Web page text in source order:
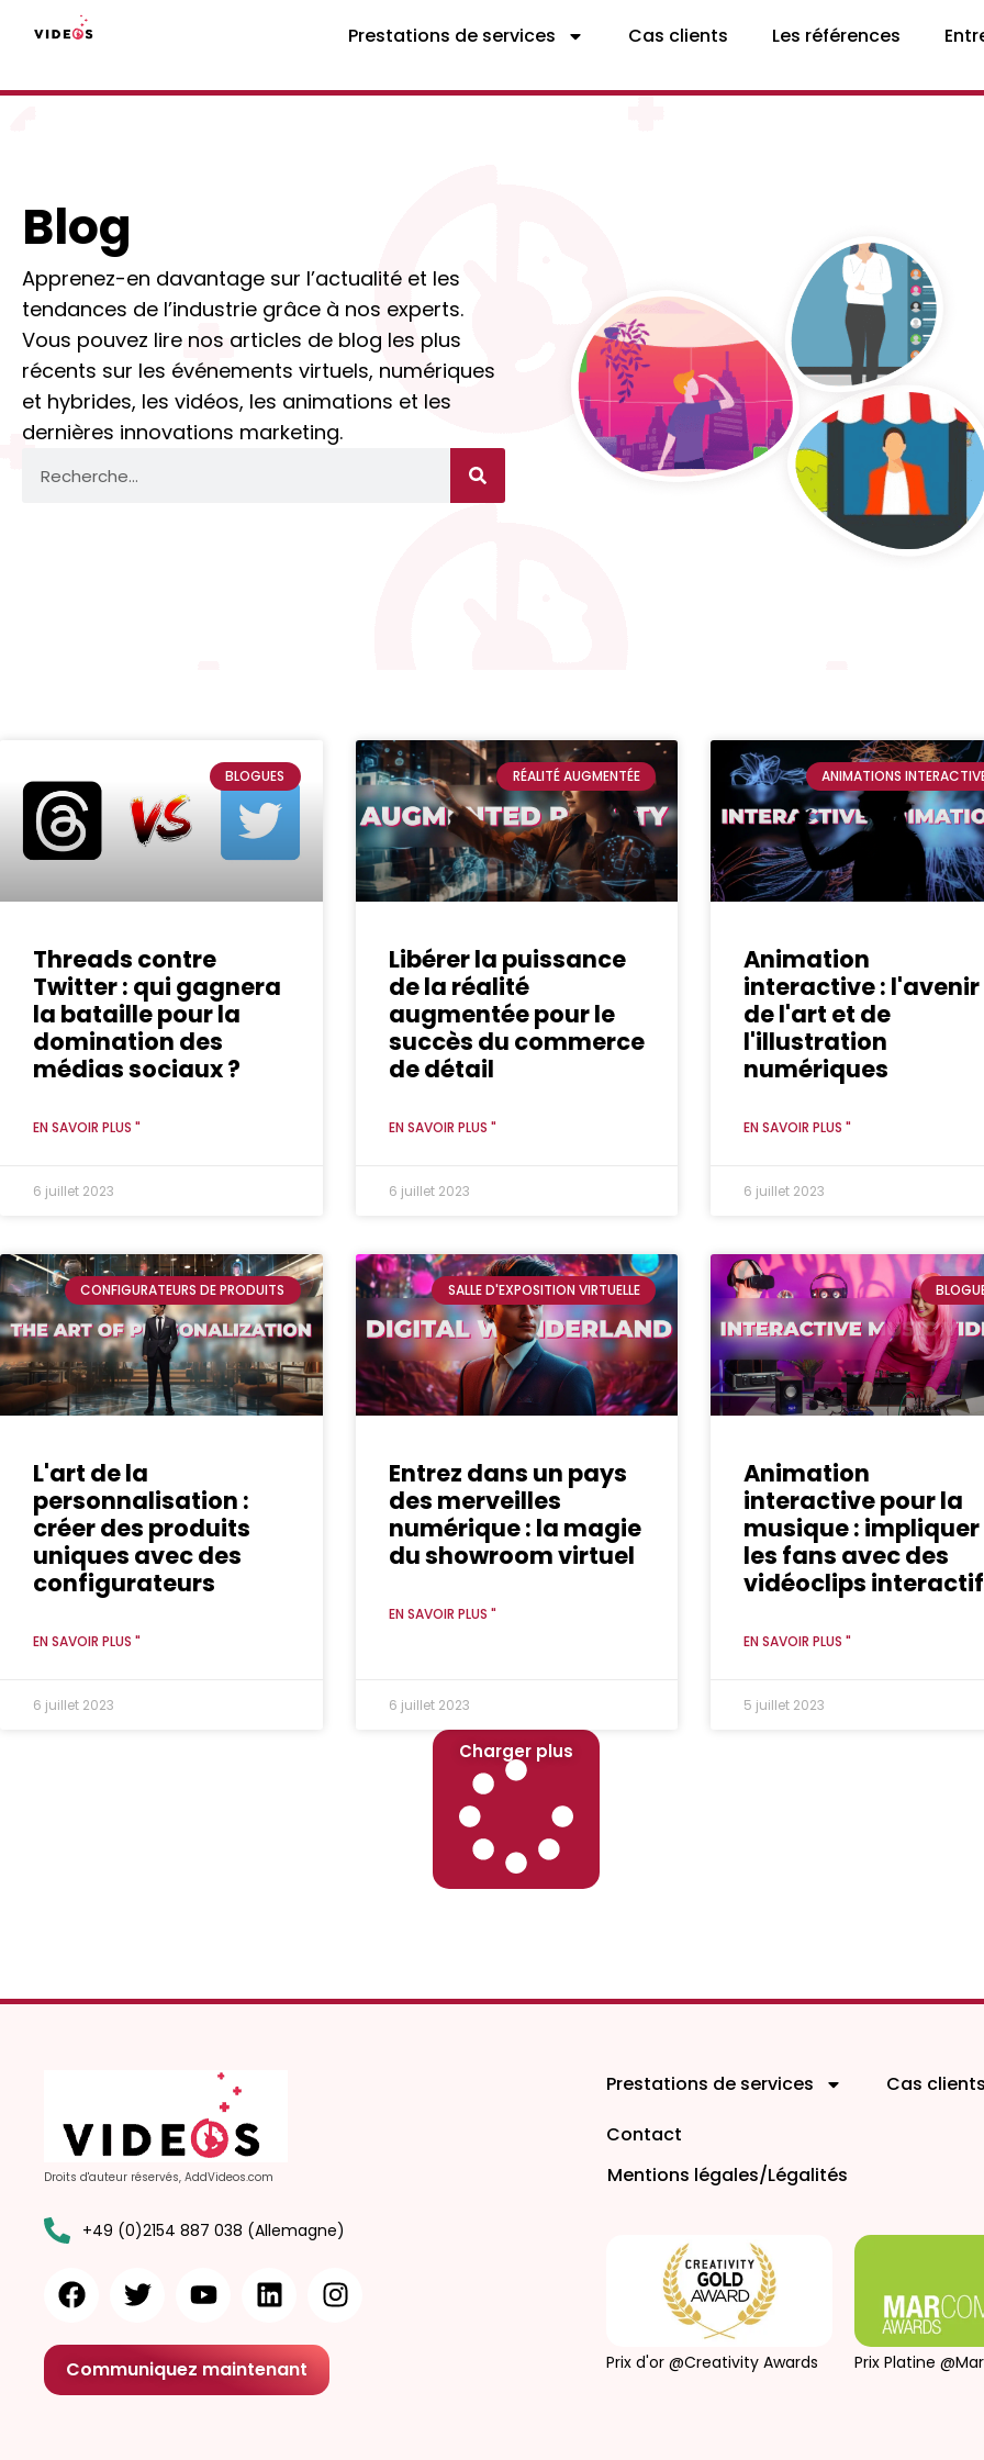
Prestations de services Cas clients Les références
Blog
Apprenez-en davantage sur l’actualité et les
tendances de l’industrie grâce à nos experts.
Vous pouvez lire nos articles de blog les plus
récents sur les événements virtuels, numériques
et hybrides, les vidéos, les animations et les
dernières innovations marketing.
BLOGUES
Threads contre
Twitter : qui gagnera
la bataille pour la
domination des
médias sociaux ?
EN SAVOIR PLUS "
6 juillet 2023
RÉALITÉ AUGMENTÉE
Libérer la puissance
de la réalité
augmentée pour le
succès du commerce
de détail
EN SAVOIR PLUS "
6 juillet 2023
ANIMATIONS
Animation
interactive : l'avenir
de l'art et de
l'illustration
numériques
EN SAVOIR PLUS "
6 juillet 2023
CONFIGURATEURS DE PRODUITS
L'art de la
personnalisation :
créer des produits
uniques avec des
configurateurs
EN SAVOIR PLUS "
6 juillet 2023
SALLE D'EXPOSITION VIRTUELLE
Entrez dans un pays
des merveilles
numérique : la magie
du showroom virtuel
EN SAVOIR PLUS "
6 juillet 2023
Animation
interactive pour la
musique : impliquer
les fans avec des
vidéoclips
EN SAVOIR PLUS "
5 juillet 2023
Charger plus
Droits d'auteur réservés, AddVideos.com
+49 (0)2154 887 038 (Allemagne)
Communiquez maintenant
Prestations de services
Cas
Contact
Mentions légales/Légalités
Prix d'or @Creativity Awards Prix Platine